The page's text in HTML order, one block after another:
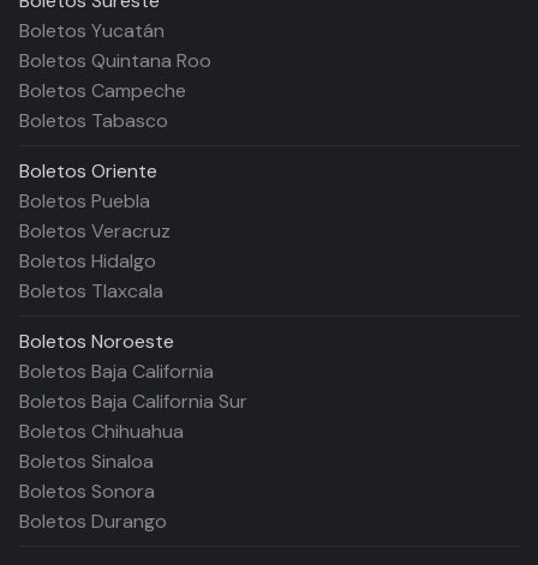
Boletos Yucatán
Boletos Quintana Roo
Boletos Campeche
Boletos Tabasco
Boletos Oriente
Boletos Puebla
Boletos Veracruz
Boletos Hidalgo
Boletos Tlaxcala
Boletos Noroeste
Boletos Baja California
Boletos Baja California Sur
Boletos Chihuahua
Boletos Sinaloa
Boletos Sonora
Boletos Durango